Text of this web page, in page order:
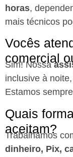
horas,
mais técnicos
Vocês
comercial
Sim! Nossa
inclusive à
Estamos
Quais
aceitam?
Trabalhamos
dinheiro, Pix,